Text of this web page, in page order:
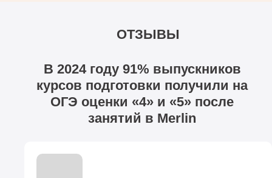
ОТЗЫВЫ
В 2024 году 91% выпускников
курсов подготовки получили на
ОГЭ оценки «4» и «5» после
занятий в Merlin